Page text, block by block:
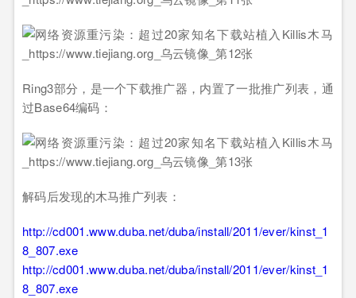
Ring3部分，是一个下载推广器，内置了一批推广列表，通
过Base64编码：
解码后发现的木马推广列表：
http://cd001.www.duba.net/duba/install/2011/ever/kinst_1
8_807.exe
http://cd001.www.duba.net/duba/install/2011/ever/kinst_1
8_807.exe